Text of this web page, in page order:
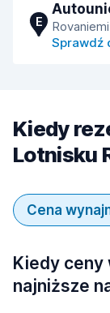
E
Sprawdź
Kiedy
Lotnisku
Cena
Kiedy ceny
najniższe